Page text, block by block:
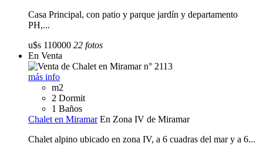
Casa Principal, con patio y parque jardín y departamento
PH,...
u$s 110000 22 fotos
En Venta
más info
m2
2 Dormit
1 Baños
Chalet en Miramar En Zona IV de Miramar
Chalet alpino ubicado en zona IV, a 6 cuadras del mar y a 6...